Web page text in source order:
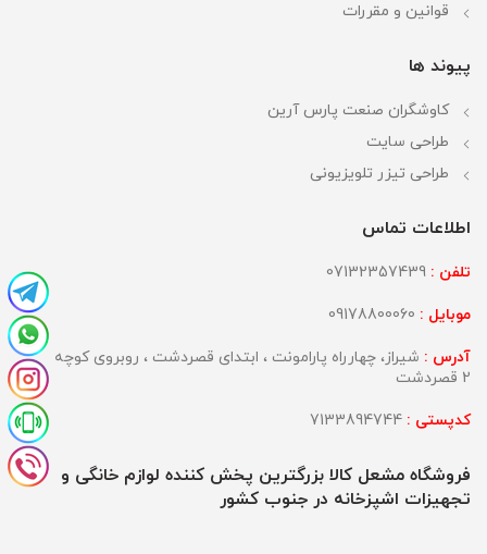
قوانین و مقررات
پیوند ها
کاوشگران صنعت پارس آرین
طراحی سایت
طراحی تیزر تلویزیونی
اطلاعات تماس
تلفن :
موبایل :
آدرس : شیراز، چهارراه پارامونت ، ابتدای قصردشت ، روبروی کوچه
2 قصردشت
کدپستی :
فروشگاه مشعل کالا بزرگترین پخش کننده لوازم خانگی و
تجهیزات اشپزخانه در جنوب کشور